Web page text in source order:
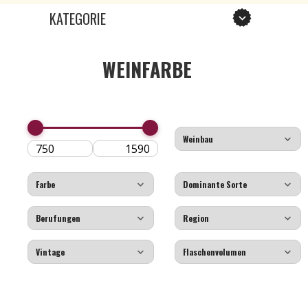
KATEGORIE
WEINFARBE